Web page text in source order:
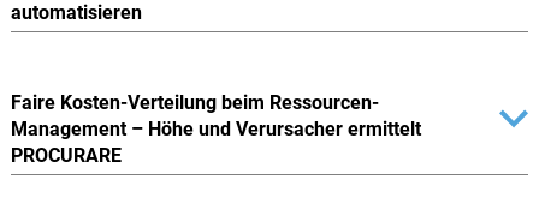
automatisieren
Faire Kosten-Verteilung beim Ressourcen-
Management – Höhe und Verursacher ermittelt
PROCURARE